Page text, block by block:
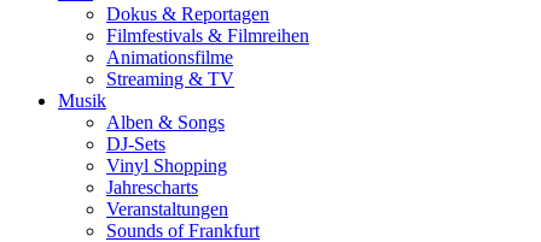
Dokus & Reportagen
Filmfestivals & Filmreihen
Animationsfilme
Streaming & TV
Musik
Alben & Songs
DJ-Sets
Vinyl Shopping
Jahrescharts
Veranstaltungen
Sounds of Frankfurt